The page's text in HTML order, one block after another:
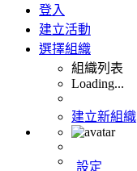
登入
建立活動
選擇組織
組織列表
Loading...
建立新組織
設定